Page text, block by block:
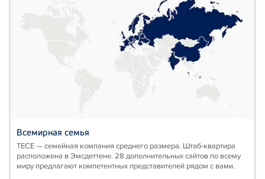
Всемирная семья
TECE — семейная компания среднего размера. Штаб-квартира
расположена в Эмсдеттене. 28 дополнительных сайтов по всему
миру предлагают компетентных представителей рядом с вами.